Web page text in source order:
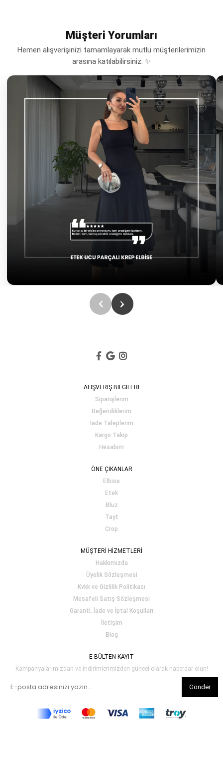
Müşteri Yorumları
Hemen alışverişinizi tamamlayarak mutlu müşterilerimizin
arasına katılabilirsiniz. ✨
ALIŞVERİŞ BİLGİLERİ
Siparişlerim
Beğendiklerim
İade Taleplerim
Kargo Takip
Hesabım
ÖNE ÇIKANLAR
Elbise
Etek
Bluz
Tayt
Crop
MÜŞTERİ HİZMETLERİ
Hakkımızda
Üyelik Sözleşmesi
Kvkk ve Gizlilik Politikası
Mesafeli Satış Sözleşmesi
Garanti, İade ve İptal Koşulları
İletişim
Blog
E-BÜLTEN KAYIT
Kampanyalarımızdan ve indirimlerimizden güncel olarak haberdar olun!
Gönder